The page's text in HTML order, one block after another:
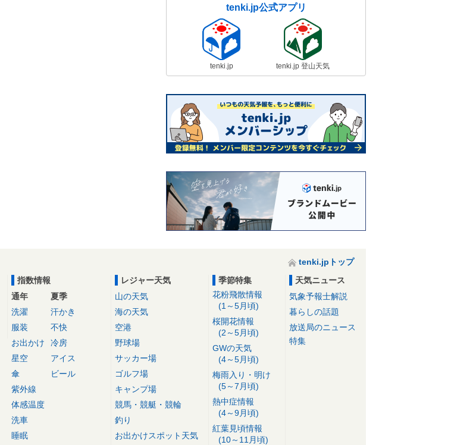
tenki.jp公式アプリ
tenki.jp tenki.jp 登山天気
tenki.jpトップ
指数情報
通年
洗濯
服装
お出かけ
星空
傘
紫外線
体感温度
洗車
睡眠
夏季
汗かき
不快
冷房
アイス
ビール
レジャー天気
山の天気
海の天気
空港
野球場
サッカー場
ゴルフ場
キャンプ場
競馬・競艇・競輪
釣り
お出かけスポット天気
季節特集
花粉飛散情報
(1～5月頃)
桜開花情報
(2～5月頃)
GWの天気
(4～5月頃)
梅雨入り・明け
(5～7月頃)
熱中症情報
(4～9月頃)
紅葉見頃情報
(10～11月頃)
天気ニュース
気象予報士解説
暮らしの話題
放送局のニュース
特集